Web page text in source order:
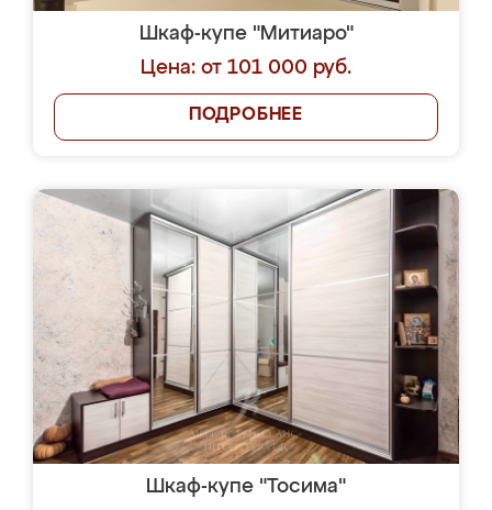
Шкаф-купе "Митиаро"
Цена: от 101 000 руб.
ПОДРОБНЕЕ
Шкаф-купе "Тосима"